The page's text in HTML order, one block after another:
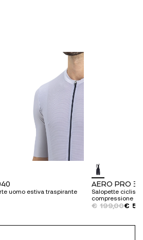
uomo estiva traspirante
AERO PRO
Salopette
compressione
€ 199,00
Il
€
Il